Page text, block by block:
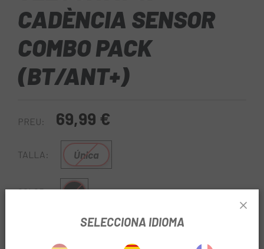
CADÈNCIA SENSOR
COMBO PACK
(BT/ANT+)
PREU: 69,99 €
TALLA: Única
COLOR: Multi
DX99WFRMPMC
SELECCIONA IDIOMA